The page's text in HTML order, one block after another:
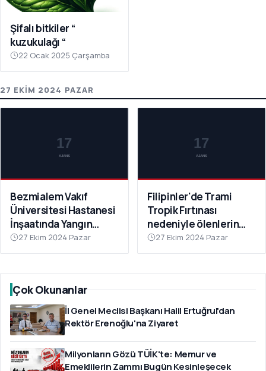
Şifalı bitkiler “
kuzukulağı “
22 Ocak 2025 Çarşamba
27 EKIM 2024 PAZAR
Bezmialem Vakıf
Üniversitesi Hastanesi
İnşaatında Yangın
Paniğe Neden Oldu
27 Ekim 2024 Pazar
Filipinler'de Trami
Tropik Fırtınası
nedeniyle ölenlerin
sayısı 126'ya yükseldi
27 Ekim 2024 Pazar
Çok Okunanlar
İl Genel Meclisi Başkanı Halil Ertuğrul'dan
Rektör Erenoğlu'na Ziyaret
Milyonların Gözü TÜİK'te: Memur ve
Emeklilerin Zammı Bugün Kesinleşecek